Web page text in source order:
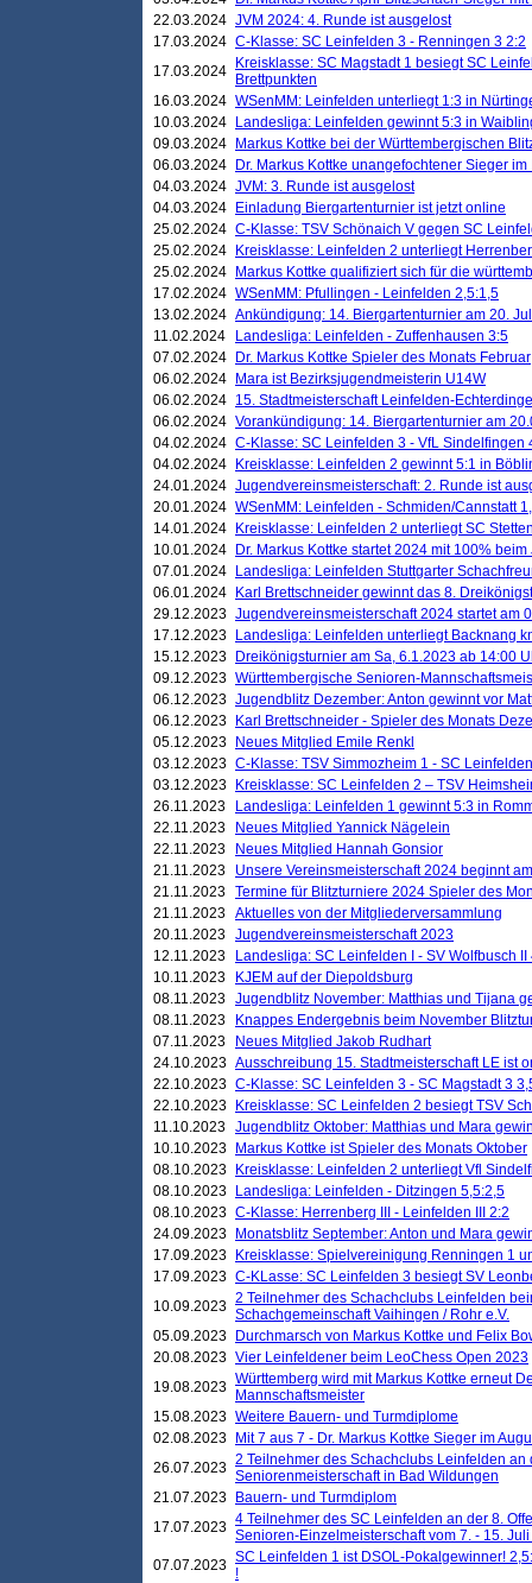
22.03.2024 JVM 2024: 4. Runde ist ausgelost
17.03.2024 C-Klasse: SC Leinfelden 3 - Renningen 3 2:2
17.03.2024
Kreisklasse: SC Magstadt 1 besiegt SC
Brettpunkten
16.03.2024 WSenMM: Leinfelden unterliegt 1:3 in
10.03.2024
Landesliga: Leinfelden gewinnt 5:3 in
09.03.2024
Markus Kottke bei der Württembergischen
06.03.2024
Dr. Markus Kottke unangefochtener Sieger
04.03.2024 JVM: 3. Runde ist ausgelost
04.03.2024
Einladung Biergartenturnier ist jetzt online
25.02.2024 C-Klasse: TSV Schönaich V gegen SC
25.02.2024
Kreisklasse: Leinfelden 2 unterliegt
25.02.2024
Markus Kottke qualifiziert sich für die
17.02.2024 WSenMM: Pfullingen - Leinfelden 2,5:1,5
13.02.2024 Ankündigung: 14. Biergartenturnier am 20.
11.02.2024
Landesliga: Leinfelden - Zuffenhausen 3:5
07.02.2024
Dr. Markus Kottke Spieler des Monats Februar
06.02.2024
Mara ist Bezirksjugendmeisterin U14W
06.02.2024 15. Stadtmeisterschaft Leinfelden-
06.02.2024 Vorankündigung: 14. Biergartenturnier am
04.02.2024 C-Klasse: SC Leinfelden 3 - VfL Sindelfingen
04.02.2024
Kreisklasse: Leinfelden 2 gewinnt 5:1 in
24.01.2024 Jugendvereinsmeisterschaft: 2. Runde ist
20.01.2024 WSenMM: Leinfelden - Schmiden/Cannstatt
14.01.2024
Kreisklasse: Leinfelden 2 unterliegt SC
10.01.2024
Dr. Markus Kottke startet 2024 mit 100%
07.01.2024
Landesliga: Leinfelden Stuttgarter
06.01.2024
Karl Brettschneider gewinnt das 8.
29.12.2023 Jugendvereinsmeisterschaft 2024 startet am
17.12.2023
Landesliga: Leinfelden unterliegt Backnang
15.12.2023
Dreikönigsturnier am Sa, 6.1.2023 ab 14:00
09.12.2023 Württembergische Senioren-
06.12.2023 Jugendblitz Dezember: Anton gewinnt vor
06.12.2023
Karl Brettschneider - Spieler des Monats
05.12.2023
Neues Mitglied Emile Renkl
03.12.2023 C-Klasse: TSV Simmozheim 1 - SC
03.12.2023
Kreisklasse: SC Leinfelden 2 – TSV
26.11.2023
Landesliga: Leinfelden 1 gewinnt 5:3 in
22.11.2023
Neues Mitglied Yannick Nägelein
22.11.2023
Neues Mitglied Hannah Gonsior
21.11.2023
Unsere Vereinsmeisterschaft 2024 beginnt
21.11.2023 Termine für Blitzturniere 2024 Spieler des
21.11.2023 Aktuelles von der Mitgliederversammlung
20.11.2023 Jugendvereinsmeisterschaft 2023
12.11.2023
Landesliga: SC Leinfelden I - SV Wolfbusch II
10.11.2023
KJEM auf der Diepoldsburg
08.11.2023 Jugendblitz November: Matthias und Tijana
08.11.2023
Knappes Endergebnis beim November
07.11.2023
Neues Mitglied Jakob Rudhart
24.10.2023 Ausschreibung 15. Stadtmeisterschaft LE ist
22.10.2023 C-Klasse: SC Leinfelden 3 - SC Magstadt 3
22.10.2023
Kreisklasse: SC Leinfelden 2 besiegt TSV
11.10.2023 Jugendblitz Oktober: Matthias und Mara
10.10.2023
Markus Kottke ist Spieler des Monats Oktober
08.10.2023
Kreisklasse: Leinfelden 2 unterliegt Vfl
08.10.2023
Landesliga: Leinfelden - Ditzingen 5,5:2,5
08.10.2023 C-Klasse: Herrenberg III - Leinfelden III 2:2
24.09.2023
Monatsblitz September: Anton und Mara
17.09.2023
Kreisklasse: Spielvereinigung Renningen 1
17.09.2023 C-KLasse: SC Leinfelden 3 besiegt SV
10.09.2023 2 Teilnehmer des Schachclubs Leinfelden
Schachgemeinschaft Vaihingen / Rohr e.V.
05.09.2023
Durchmarsch von Markus Kottke und Felix
20.08.2023 Vier Leinfeldener beim LeoChess Open 2023
19.08.2023 Württemberg wird mit Markus Kottke erneut
Mannschaftsmeister
15.08.2023 Weitere Bauern- und Turmdiplome
02.08.2023
Mit 7 aus 7 - Dr. Markus Kottke Sieger im
26.07.2023 2 Teilnehmer des Schachclubs Leinfelden an
Seniorenmeisterschaft in Bad Wildungen
21.07.2023
Bauern- und Turmdiplom
17.07.2023 4 Teilnehmer des SC Leinfelden an der 8.
Senioren-Einzelmeisterschaft vom 7. - 15.
07.07.2023 SC Leinfelden 1 ist DSOL-Pokalgewinner!
!